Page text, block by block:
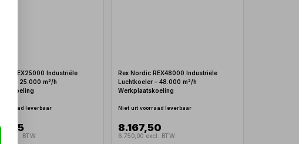
REX25000 Industriële
– 25.000 m³/h
voorraad leverbaar
excl. BTW
Rex Nordic REX48000 Industriële
Luchtkoeler – 48.000 m³/h
Werkplaatskoeling
Niet uit voorraad leverbaar
8.167,50
6.750,00 excl. BTW